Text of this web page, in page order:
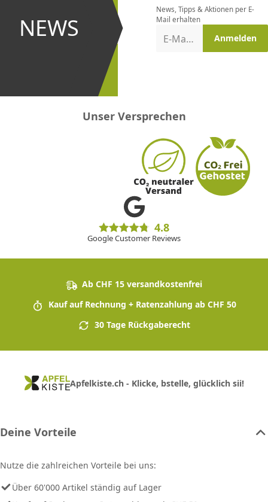
NEWS
und bei
Aktionen
News, Tipps & Aktionen per E-
Mail erhalten
E-Mail-Adresse Anmelden
Unser Versprechen
4.8
Google Customer Reviews
Ab CHF 15 versandkostenfrei
Kauf auf Rechnung + Ratenzahlung ab CHF 50
30 Tage Rückgaberecht
Apfelkiste.ch - Klicke, bstelle, glücklich sii!
Deine Vorteile
Nutze die zahlreichen Vorteile bei uns:
Über 60'000 Artikel ständig auf Lager